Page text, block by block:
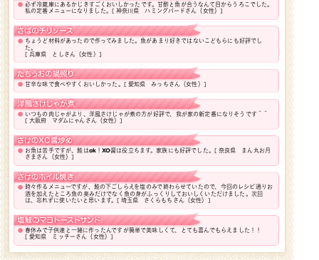
必ず冷蔵庫にあるかじきすごくおいしかったです。甘酢と魚が合うなんて目からうろこでした。
私の定番メニューになりました。
[ 神奈川県 ハミングバードさん（女性）]
ちょうど材料があったので作ってみました。魚があまり好きではないこどもらにも好評でし
た。
[ 兵庫県 としさん（女性）]
甘辛な味で食べやすくおいしかった。 [ 愛知県 みっちさん（女性）]
いつもの肉じゃがより、洋風さけじゃが煮の方が好評で、我が家の新定番になりそうです＾＾
[ 大阪府 マダムにゃんさん（女性）]
お魚は苦手ですが、鮭はok！XO醤は役立ちます。家族にも好評でした。 [ 奈良県 まん丸お月
さまさん（女性）]
時々作るメニューですが、鮭の下ごしらえを塩のみで終わらせていたので、今回のレシピ通りお
酒を加えたところ魚の臭みだけでなく魚の身がふっくりしておいしくいただけました。次回
は、忘れずに使いたいと思います。 [ 埼玉県 さくらもちさん（女性）]
春休みで子供達と一緒に作ったんですが簡単で美味しくて、とても喜んでもらえました！！
[ 愛知県 ミッチーさん（女性）]